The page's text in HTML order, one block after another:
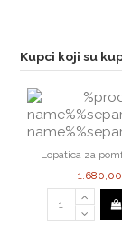
Kupci koji su
Lopatica za
1.680,00